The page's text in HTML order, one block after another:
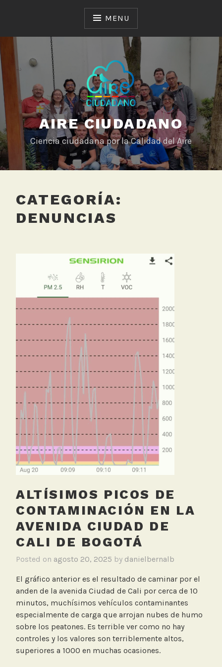
MENU
AIRE CIUDADANO
Ciencia ciudadana por la Calidad del Aire
CATEGORÍA:
DENUNCIAS
ALTÍSIMOS PICOS DE
CONTAMINACIÓN EN LA
AVENIDA CIUDAD DE
CALI DE BOGOTÁ
Posted on agosto 20, 2025 by danielbernalb
El gráfico anterior es el resultado de caminar por el
anden de la avenida Ciudad de Cali por cerca de 10
minutos, muchísimos vehículos contaminantes
especialmente de carga que arrojan nubes de humo
sobre los peatones. Es terrible ver como no hay
controles y los valores son terriblemente altos,
superiores a 1000 en muchas ocasiones.